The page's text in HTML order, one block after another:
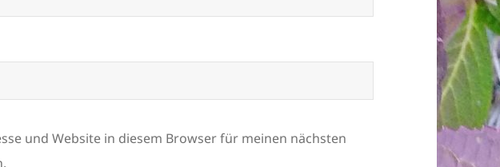
und Website in diesem Browser für meinen nächsten